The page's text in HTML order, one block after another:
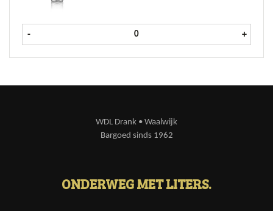
- Ketel 1 Jonge Jenever fles 1 ltr
+
WDL Drank • Waalwijk
Bargoed sinds 1962
ONDERWEG MET LITERS.